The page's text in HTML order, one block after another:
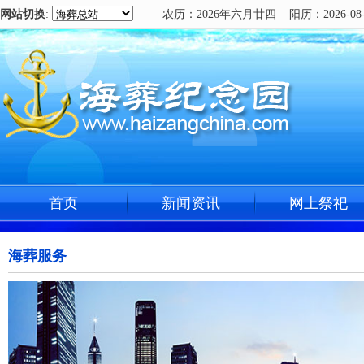
网站切换: 农历：2026年六月廿四 阳历：2026-
首页 新闻资讯 网上祭祀
海葬服务